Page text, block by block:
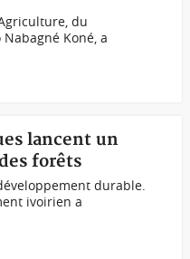
du
Koné, a
lancent un
forêts
durable.
ivoirien a